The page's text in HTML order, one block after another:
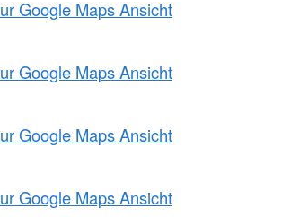
Google Maps Ansicht
Google Maps Ansicht
Google Maps Ansicht
Google Maps Ansicht